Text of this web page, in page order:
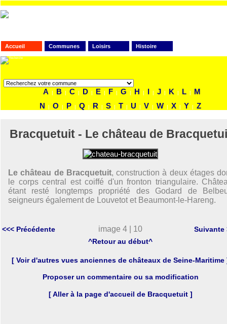
Accueil Communes Loisirs Histoire
A | B | C | D | E | F | G | H | I | J | K | L |
M
N
| O | P | Q | R | S | T | U | V | W | X | Y | Z
Bracquetuit - Le château de
Le château de Bracquetuit, construction à deux étages
le corps central est coiffé d'un fronton triangulaire.
étant resté longtemps propriété des Godard de
seigneurs également de Louvetot et Beaumont-le-Hareng.
<<< Précédente image 4 | 10
Suivante
^Retour au début^
[ Voir d'autres vues anciennes de châteaux de Seine-Maritime
Proposer un commentaire ou sa modification
[ Aller à la page d'accueil de Bracquetuit ]